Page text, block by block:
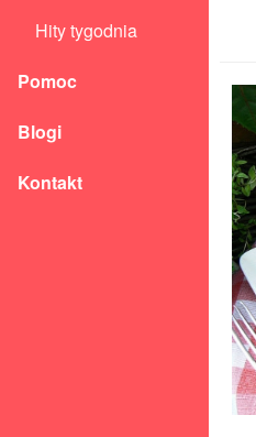
Hity tygodnia
Pomoc
Blogi
Kontakt